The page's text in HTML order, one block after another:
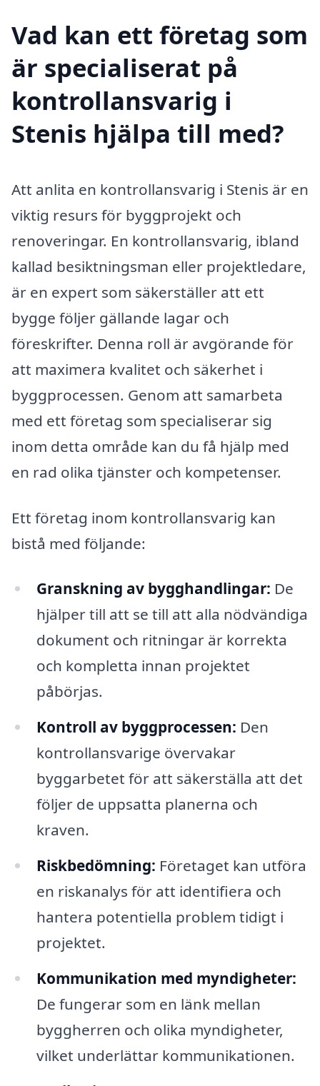
Vad kan ett företag som
är specialiserat på
kontrollansvarig i
Stenis hjälpa till med?
Att anlita en kontrollansvarig i Stenis är en
viktig resurs för byggprojekt och
renoveringar. En kontrollansvarig, ibland
kallad besiktningsman eller projektledare,
är en expert som säkerställer att ett
bygge följer gällande lagar och
föreskrifter. Denna roll är avgörande för
att maximera kvalitet och säkerhet i
byggprocessen. Genom att samarbeta
med ett företag som specialiserar sig
inom detta område kan du få hjälp med
en rad olika tjänster och kompetenser.
Ett företag inom kontrollansvarig kan
bistå med följande:
Granskning av bygghandlingar: De
hjälper till att se till att alla nödvändiga
dokument och ritningar är korrekta
och kompletta innan projektet
påbörjas.
Kontroll av byggprocessen: Den
kontrollansvarige övervakar
byggarbetet för att säkerställa att det
följer de uppsatta planerna och
kraven.
Riskbedömning: Företaget kan utföra
en riskanalys för att identifiera och
hantera potentiella problem tidigt i
projektet.
Kommunikation med myndigheter:
De fungerar som en länk mellan
byggherren och olika myndigheter,
vilket underlättar kommunikationen.